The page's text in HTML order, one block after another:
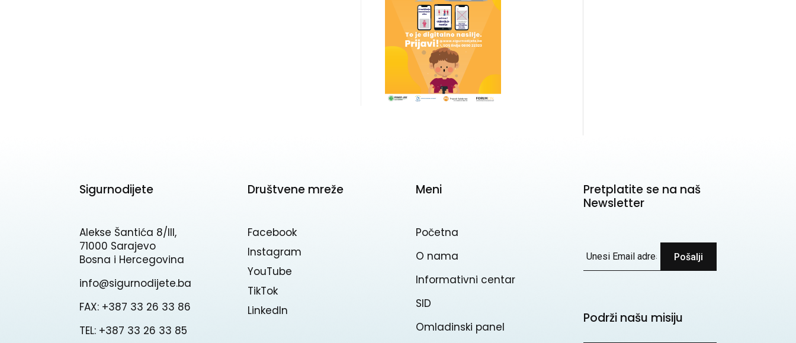
Sigurnodijete
Alekse Šantića 8/III,
71000 Sarajevo
Bosna i Hercegovina
info@sigurnodijete.ba
FAX: +387 33 26 33 86
TEL: +387 33 26 33 85
Društvene mreže
Facebook
Instagram
YouTube
TikTok
Linkedln
Meni
Početna
O nama
Informativni centar
SID
Omladinski panel
Pretplatite se na naš
Newsletter
Pošalji
Podrži našu misiju